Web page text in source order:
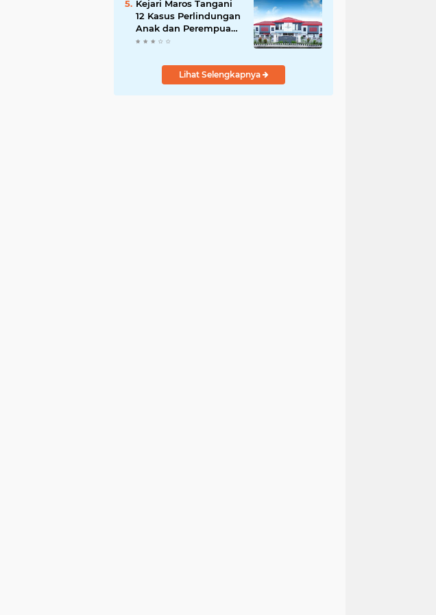
Kejari Maros Tangani
12 Kasus Perlindungan
Anak dan Perempuan
Hingga Juli 2026
Lihat Selengkapnya